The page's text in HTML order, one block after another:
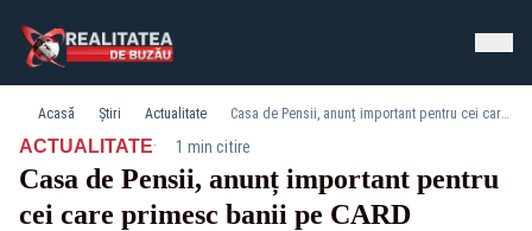
Acasă Știri Actualitate Casa de Pensii, anunț important pentru cei care primesc banii pe CARD
ACTUALITATE· 1 min citire
Casa de Pensii, anunț important pentru
cei care primesc banii pe CARD